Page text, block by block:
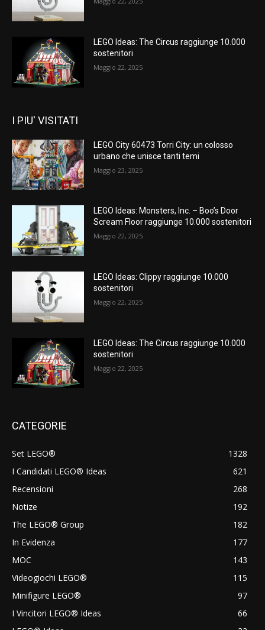
LEGO Ideas: The Circus raggiunge 10.000
sostenitori
Maggio 22, 2025
I PIU' VISITATI
LEGO City 60473 Torri City: un colosso
urbano che unisce tanti temi
Maggio 23, 2025
LEGO Ideas: Monsters, Inc. – Boo’s Door
Scream Floor raggiunge 10.000 sostenitori
Maggio 22, 2025
LEGO Ideas: Clippy raggiunge 10.000
sostenitori
Maggio 22, 2025
LEGO Ideas: The Circus raggiunge 10.000
sostenitori
Maggio 22, 2025
CATEGORIE
Set LEGO®
1328
I Candidati LEGO® Ideas
621
Recensioni
268
Notize
192
The LEGO® Group
182
In Evidenza
177
MOC
143
Videogiochi LEGO®
115
Minifigure LEGO®
97
I Vincitori LEGO® Ideas
66